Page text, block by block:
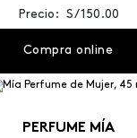
Precio: S/ 150.00
Compra online
PERFUME MÍA